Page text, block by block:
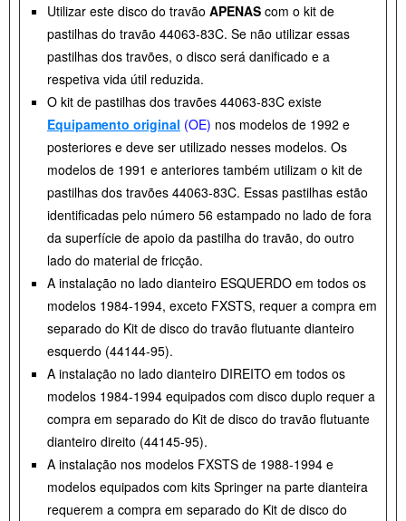
Utilizar este disco do travão APENAS com o kit de
pastilhas do travão 44063-83C. Se não utilizar essas
pastilhas dos travões, o disco será danificado e a
respetiva vida útil reduzida.
O kit de pastilhas dos travões 44063-83C existe
Equipamento original (OE) nos modelos de 1992 e
posteriores e deve ser utilizado nesses modelos. Os
modelos de 1991 e anteriores também utilizam o kit de
pastilhas dos travões 44063-83C. Essas pastilhas estão
identificadas pelo número 56 estampado no lado de fora
da superfície de apoio da pastilha do travão, do outro
lado do material de fricção.
A instalação no lado dianteiro ESQUERDO em todos os
modelos 1984-1994, exceto FXSTS, requer a compra em
separado do Kit de disco do travão flutuante dianteiro
esquerdo (44144-95).
A instalação no lado dianteiro DIREITO em todos os
modelos 1984-1994 equipados com disco duplo requer a
compra em separado do Kit de disco do travão flutuante
dianteiro direito (44145-95).
A instalação nos modelos FXSTS de 1988-1994 e
modelos equipados com kits Springer na parte dianteira
requerem a compra em separado do Kit de disco do